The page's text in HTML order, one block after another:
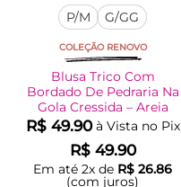
P/M G/GG
COLEÇÃO RENOVO
Blusa Trico Com
Bordado De Pedraria Na
Gola Cressida – Areia
R$49.90 à Vista no Pix
R$49.90
Em até 2x de R$ 26.86
(com juros)